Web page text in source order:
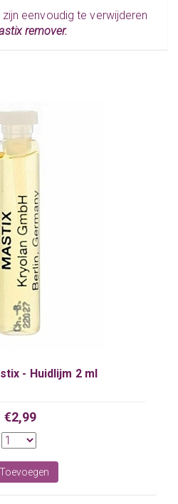
eenvoudig te verwijderen
remover.
- Huidlijm 2 ml
€2,99
Toevoegen